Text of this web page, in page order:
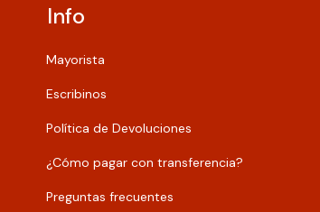
Info
Mayorista
Escribinos
Política de Devoluciones
¿Cómo pagar con transferencia?
Preguntas frecuentes